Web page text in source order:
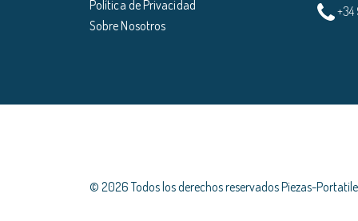
Política de Privacidad
Sobre Nosotros
© 2026 Todos los derechos reservados Piezas-